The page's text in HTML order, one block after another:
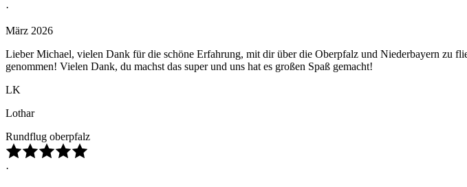
·
März 2026
Lieber Michael, vielen Dank für die schöne Erfahrung, mit dir über die Oberpfalz und Niederbayern zu
genommen! Vielen Dank, du machst das super und uns hat es großen Spaß gemacht!
LK
Lothar
Rundflug oberpfalz
·